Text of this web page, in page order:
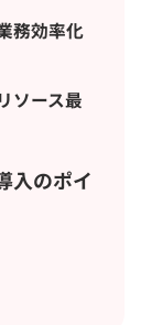
務効率化
ソース最
入のポイ